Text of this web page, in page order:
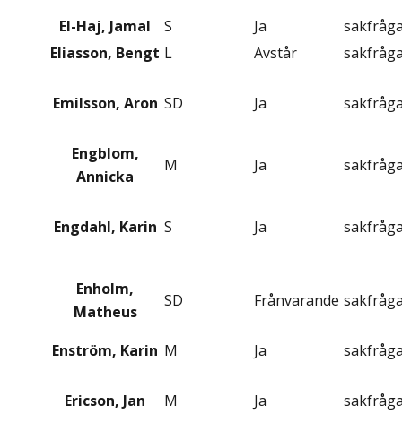
El-Haj, Jamal
S Ja
Eliasson, Bengt L Avstår
Emilsson, Aron SD Ja
Engblom,
Annicka
M Ja
Engdahl, Karin S Ja
Enholm,
Matheus
SD Frånvarande
Enström, Karin M Ja
Ericson, Jan M Ja